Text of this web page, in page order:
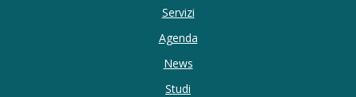
Servizi
Agenda
News
Studi